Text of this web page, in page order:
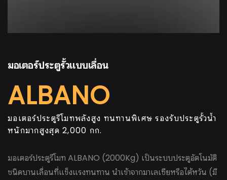
มอเตอร์ประตูรั้วแบบเลื่อน
ALBANO
มอเตอร์ประตูรีโมทพลังสูง ทนทานพิเศษ รองรับประตูรั้วน้ำ
หนักมากสูงสุด 2,000 กก.
มอเตอร์ประตูรีโมท ALBANO (2000Kg) เป็นระบบประตูอัตโนมัติ
ชนิดบานเลื่อนที่แข็งแรงทนทาน นำเข้าจากมาเลเซียหรือไต้หวัน (มี